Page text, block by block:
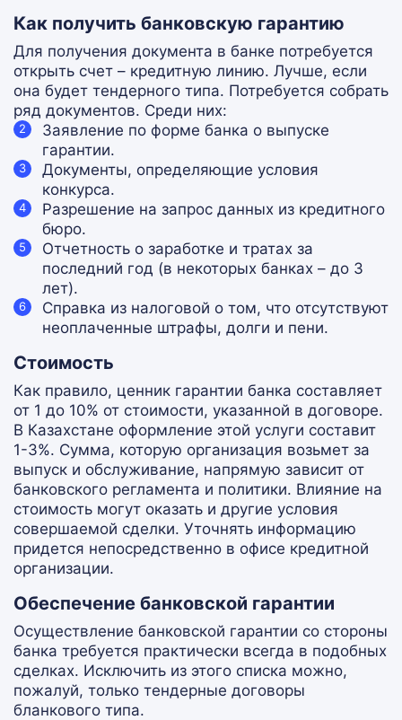
Как получить банковскую гарантию
Для получения документа в банке потребуется
открыть счет – кредитную линию. Лучше, если
она будет тендерного типа. Потребуется собрать
ряд документов. Среди них:
Заявление по форме банка о выпуске
гарантии.
Документы, определяющие условия
конкурса.
Разрешение на запрос данных из кредитного
бюро.
Отчетность о заработке и тратах за
последний год (в некоторых банках – до 3
лет).
Справка из налоговой о том, что отсутствуют
неоплаченные штрафы, долги и пени.
Стоимость
Как правило, ценник гарантии банка составляет
от 1 до 10% от стоимости, указанной в договоре.
В Казахстане оформление этой услуги составит
1-3%. Сумма, которую организация возьмет за
выпуск и обслуживание, напрямую зависит от
банковского регламента и политики. Влияние на
стоимость могут оказать и другие условия
совершаемой сделки. Уточнять информацию
придется непосредственно в офисе кредитной
организации.
Обеспечение банковской гарантии
Осуществление банковской гарантии со стороны
банка требуется практически всегда в подобных
сделках. Исключить из этого списка можно,
пожалуй, только тендерные договоры
бланкового типа.